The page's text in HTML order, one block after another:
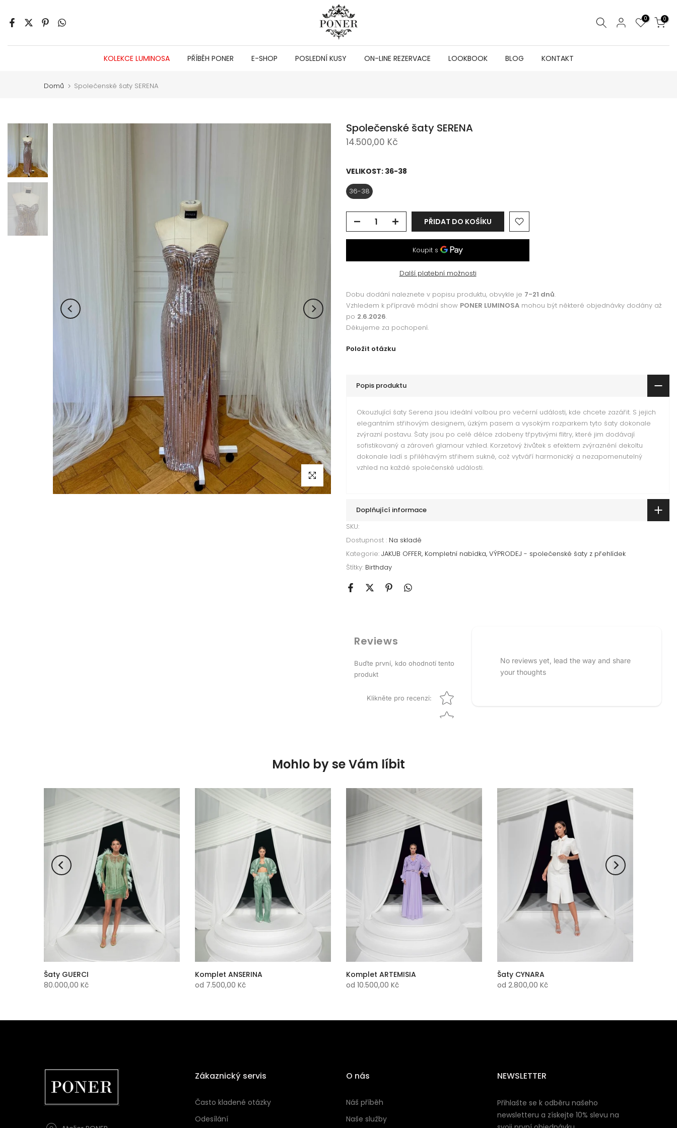
na
0 0
KOLEKCE LUMINOSA PŘÍBĚH PONER E-SHOP POSLEDNÍ KUSY ON-LINE REZERVACE LOOKBOOK BLOG KONTAKT
Domů Společenské šaty SERENA
Klikni pro zvětšení
Společenské šaty SERENA
14.500,00 Kč
VELIKOST: 36-38
36-38
PŘIDAT DO KOŠÍKU
Další platební možnosti
Dobu dodání naleznete v popisu produktu, obvykle je 7-21 dnů.
Vzhledem k přípravě módní show PONER LUMINOSA mohou být některé objednávky dodány až
po 2.6.2026.
Děkujeme za pochopení.
Položit otázku
Popis produktu
Okouzlující šaty Serena jsou ideální volbou pro večerní události, kde chcete zazářit. S jejich
elegantním střihovým designem, úzkým pasem a vysokým rozparkem tyto šaty dokonale
zvýrazní postavu. Šaty jsou po celé délce zdobeny třpytivými flitry, které jim dodávají
sofistikovaný a zároveň glamour vzhled. Korzetový živůtek s efektem zvýraznění dekoltu
dokonale ladí s přiléhavým střihem sukně, což vytváří harmonický a nezapomenutelný
vzhled na každé společenské události.
Doplňující informace
SKU:
Dostupnost : Na skladě
Kategorie: JAKUB OFFER Kompletní nabídka VÝPRODEJ - společenské šaty z přehlídek
Štítky: Birthday
Reviews
Buďte první, kdo ohodnotí tento
produkt
Klikněte pro recenzi:
Star rating
No reviews yet, lead the way and share
your thoughts
Mohlo by se Vám líbit
Šaty GUERCI
80.000,00 Kč
Komplet ANSERINA
od 7.500,00 Kč
Komplet ARTEMISIA
od 10.500,00 Kč
Šaty CYNARA
od 2.800,00 Kč
Zákaznický servis
Často kladené otázky
Odesílání
O nás
Náš příběh
Naše služby
NEWSLETTER
Přihlašte se k odběru našeho
newsletteru a získejte 10% slevu na